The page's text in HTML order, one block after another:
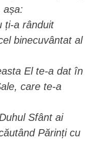
așa:
ți-a rânduit
binecuvântat al
El te-a dat în
care te-a
Sfânt ai
Părinți cu